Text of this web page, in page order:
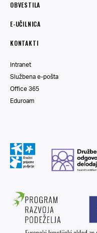
OBVESTILA
E-UČILNICA
KONTAKTI
Intranet
Službena e-pošta
Office 365
Eduroam